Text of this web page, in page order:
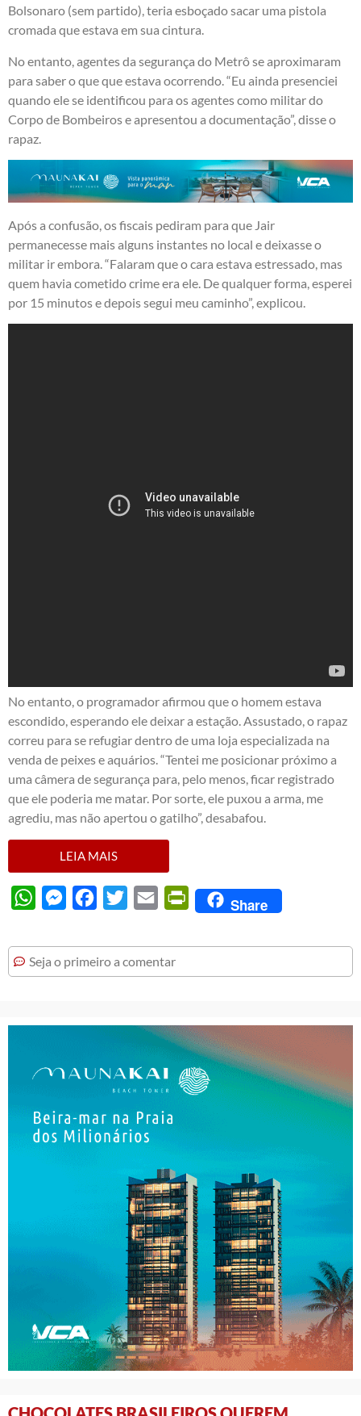
Bolsonaro (sem partido), teria esboçado sacar uma pistola
cromada que estava em sua cintura.
No entanto, agentes da segurança do Metrô se aproximaram
para saber o que que estava ocorrendo. “Eu ainda presenciei
quando ele se identificou para os agentes como militar do
Corpo de Bombeiros e apresentou a documentação”, disse o
rapaz.
Após a confusão, os fiscais pediram para que Jair
permanecesse mais alguns instantes no local e deixasse o
militar ir embora. “Falaram que o cara estava estressado, mas
quem havia cometido crime era ele. De qualquer forma, esperei
por 15 minutos e depois segui meu caminho”, explicou.
No entanto, o programador afirmou que o homem estava
escondido, esperando ele deixar a estação. Assustado, o rapaz
correu para se refugiar dentro de uma loja especializada na
venda de peixes e aquários. “Tentei me posicionar próximo a
uma câmera de segurança para, pelo menos, ficar registrado
que ele poderia me matar. Por sorte, ele puxou a arma, me
agrediu, mas não apertou o gatilho”, desabafou.
LEIA MAIS
WhatsAppMessengerFacebook
Twitter Email PrintFriendly
Share
Seja o primeiro a comentar